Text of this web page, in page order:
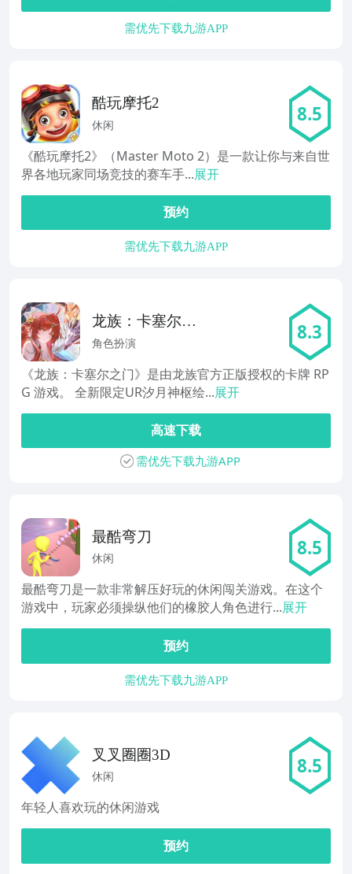
需优先下载九游APP
酷玩摩托2
休闲 8.5
《酷玩摩托2》（Master Moto 2）是一款让你与来自世
界各地玩家同场竞技的赛车手...展开
预约
需优先下载九游APP
龙族：卡塞尔之
门
角色扮演 8.3
《龙族：卡塞尔之门》是由龙族官方正版授权的卡牌 RP
G 游戏。 全新限定UR汐月神枢绘...展开
高速下载
需优先下载九游APP
最酷弯刀
休闲 8.5
最酷弯刀是一款非常解压好玩的休闲闯关游戏。在这个
游戏中，玩家必须操纵他们的橡胶人角色进行...展开
预约
需优先下载九游APP
叉叉圈圈3D
休闲 8.5
年轻人喜欢玩的休闲游戏
预约